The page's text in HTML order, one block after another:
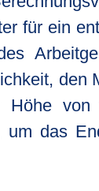
für ein
den
Höhe von
um das